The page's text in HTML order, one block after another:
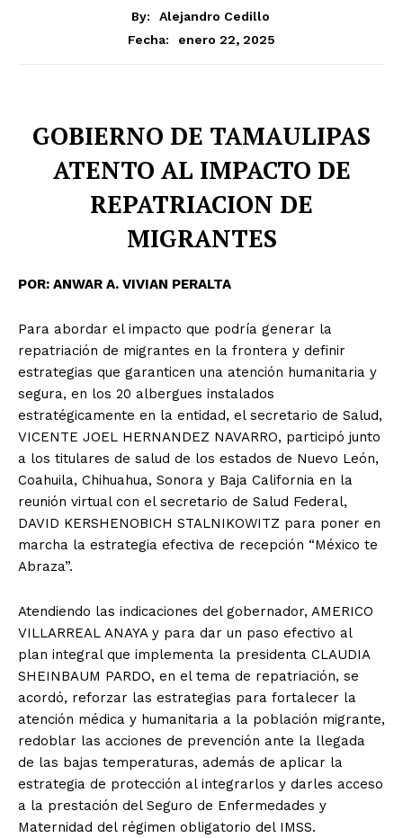
By:
Alejandro Cedillo
Fecha:
enero 22, 2025
GOBIERNO DE TAMAULIPAS
ATENTO AL IMPACTO DE
REPATRIACION DE
MIGRANTES
POR: ANWAR A. VIVIAN PERALTA
Para abordar el impacto que podría generar la
repatriación de migrantes en la frontera y definir
estrategias que garanticen una atención humanitaria y
segura, en los 20 albergues instalados
estratégicamente en la entidad, el secretario de Salud,
VICENTE JOEL HERNANDEZ NAVARRO, participó junto
a los titulares de salud de los estados de Nuevo León,
Coahuila, Chihuahua, Sonora y Baja California en la
reunión virtual con el secretario de Salud Federal,
DAVID KERSHENOBICH STALNIKOWITZ para poner en
marcha la estrategia efectiva de recepción “México te
Abraza”.
Atendiendo las indicaciones del gobernador, AMERICO
VILLARREAL ANAYA y para dar un paso efectivo al
plan integral que implementa la presidenta CLAUDIA
SHEINBAUM PARDO, en el tema de repatriación, se
acordó, reforzar las estrategias para fortalecer la
atención médica y humanitaria a la población migrante,
redoblar las acciones de prevención ante la llegada
de las bajas temperaturas, además de aplicar la
estrategia de protección al integrarlos y darles acceso
a la prestación del Seguro de Enfermedades y
Maternidad del régimen obligatorio del IMSS.